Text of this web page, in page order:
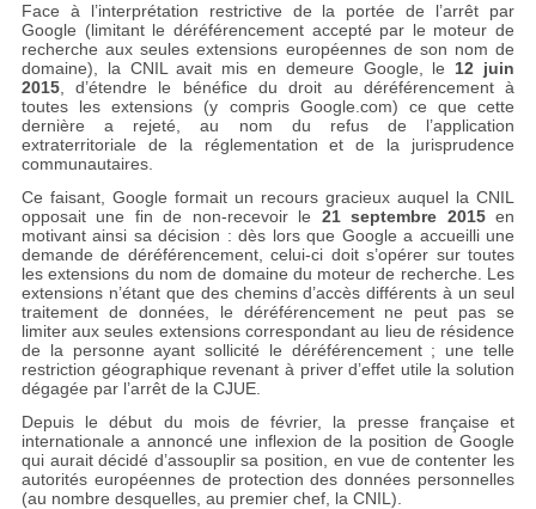
Face à l’interprétation restrictive de la portée de l’arrêt par
Google (limitant le déréférencement accepté par le moteur de
recherche aux seules extensions européennes de son nom de
domaine), la CNIL avait mis en demeure Google, le 12 juin
2015, d’étendre le bénéfice du droit au déréférencement à
toutes les extensions (y compris Google.com) ce que cette
dernière a rejeté, au nom du refus de l’application
extraterritoriale de la réglementation et de la jurisprudence
communautaires.
Ce faisant, Google formait un recours gracieux auquel la CNIL
opposait une fin de non-recevoir le 21 septembre 2015en
motivant ainsi sa décision : dès lors que Google a accueilli une
demande de déréférencement, celui-ci doit s’opérer sur toutes
les extensions du nom de domaine du moteur de recherche. Les
extensions n’étant que des chemins d’accès différents à un seul
traitement de données, le déréférencement ne peut pas se
limiter aux seules extensions correspondant au lieu de résidence
de la personne ayant sollicité le déréférencement ; une telle
restriction géographique revenant à priver d’effet utile la solution
dégagée par l’arrêt de la CJUE.
Depuis le début du mois de février, la presse française et
internationale a annoncé une inflexion de la position de Google
qui aurait décidé d’assouplir sa position, en vue de contenter les
autorités européennes de protection des données personnelles
(au nombre desquelles, au premier chef, la CNIL).